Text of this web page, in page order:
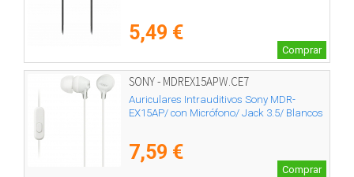
5,49 €
Comprar
SONY - MDREX15APW.CE7
Auriculares Intrauditivos Sony MDR-
EX15AP/ con Micrófono/ Jack 3.5/ Blancos
7,59 €
Comprar